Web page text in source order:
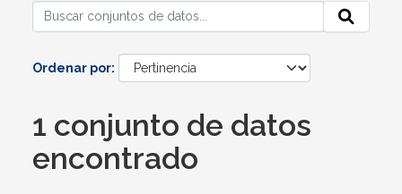
Ordenar por
1 conjunto de datos
encontrado